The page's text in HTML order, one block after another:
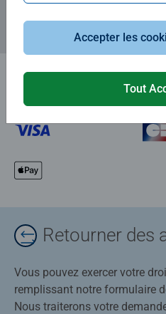
Retourner des
Vous pouvez exercer votre
remplissant notre formulaire
Nous traiterons votre
Accepter les
Tout